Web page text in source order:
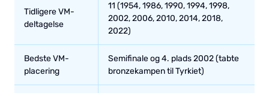
Tidligere VM-
deltagelse
11 (1954, 1986, 1990, 1994, 1998,
2002, 2006, 2010, 2014, 2018,
2022)
Bedste VM-
placering
Semifinale og 4. plads 2002 (tabte
bronzekampen til Tyrkiet)